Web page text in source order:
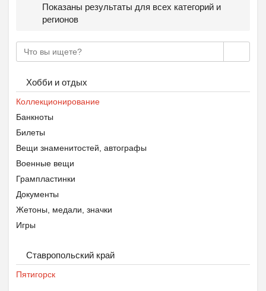
Показаны результаты для всех категорий и
регионов
Хобби и отдых
Коллекционирование
Банкноты
Билеты
Вещи знаменитостей, автографы
Военные вещи
Грампластинки
Документы
Жетоны, медали, значки
Игры
Картины
Киндер-сюрприз
Ставропольский край
Пятигорск